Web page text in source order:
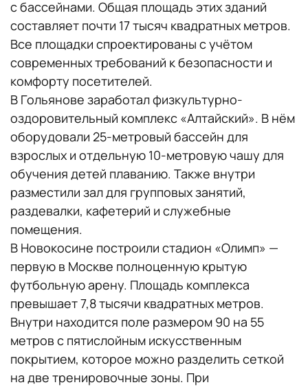
с бассейнами. Общая площадь этих зданий
составляет почти 17 тысяч квадратных метров.
Все площадки спроектированы с учётом
современных требований к безопасности и
комфорту посетителей.
В Гольянове заработал физкультурно-
оздоровительный комплекс «Алтайский». В нём
оборудовали 25-метровый бассейн для
взрослых и отдельную 10-метровую чашу для
обучения детей плаванию. Также внутри
разместили зал для групповых занятий,
раздевалки, кафетерий и служебные
помещения.
В Новокосине построили стадион «Олимп» —
первую в Москве полноценную крытую
футбольную арену. Площадь комплекса
превышает 7,8 тысячи квадратных метров.
Внутри находится поле размером 90 на 55
метров с пятислойным искусственным
покрытием, которое можно разделить сеткой
на две тренировочные зоны. При